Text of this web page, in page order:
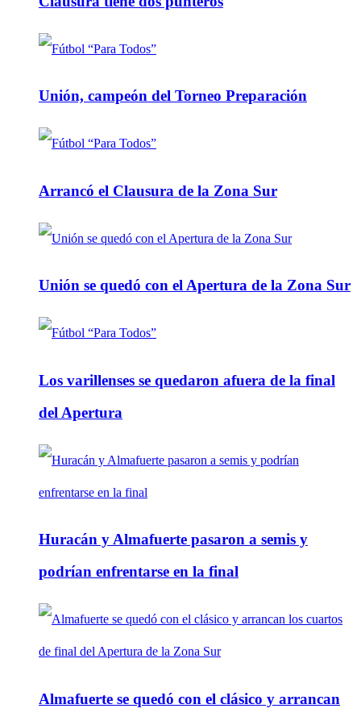
Unión, campeón del Torneo Preparación
Arrancó el Clausura de la Zona Sur
Unión se quedó con el Apertura de la Zona Sur
Los varillenses se quedaron afuera de la final
del Apertura
Huracán y Almafuerte pasaron a semis y
podrían enfrentarse en la final
Almafuerte se quedó con el clásico y arrancan